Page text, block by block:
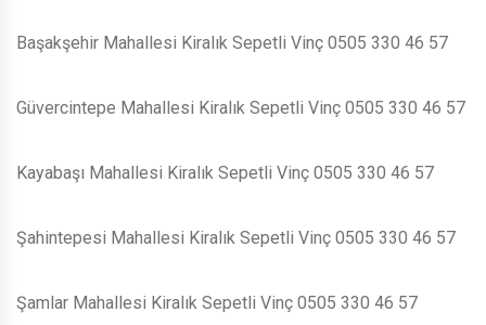
Başakşehir Mahallesi Kiralık Sepetli Vinç 0505 330 46 57
Güvercintepe Mahallesi Kiralık Sepetli Vinç 0505 330 46 57
Kayabaşı Mahallesi Kiralık Sepetli Vinç 0505 330 46 57
Şahintepesi Mahallesi Kiralık Sepetli Vinç 0505 330 46 57
Şamlar Mahallesi Kiralık Sepetli Vinç 0505 330 46 57